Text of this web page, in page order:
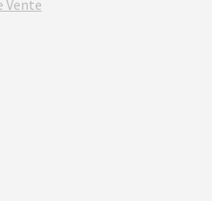
Vente